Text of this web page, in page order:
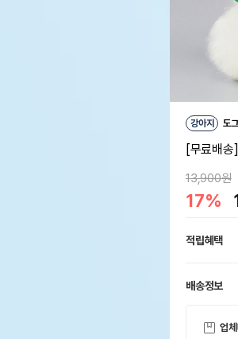
강아지 도
[무료배송
13,900원
17%
적립혜택
배송정보
업